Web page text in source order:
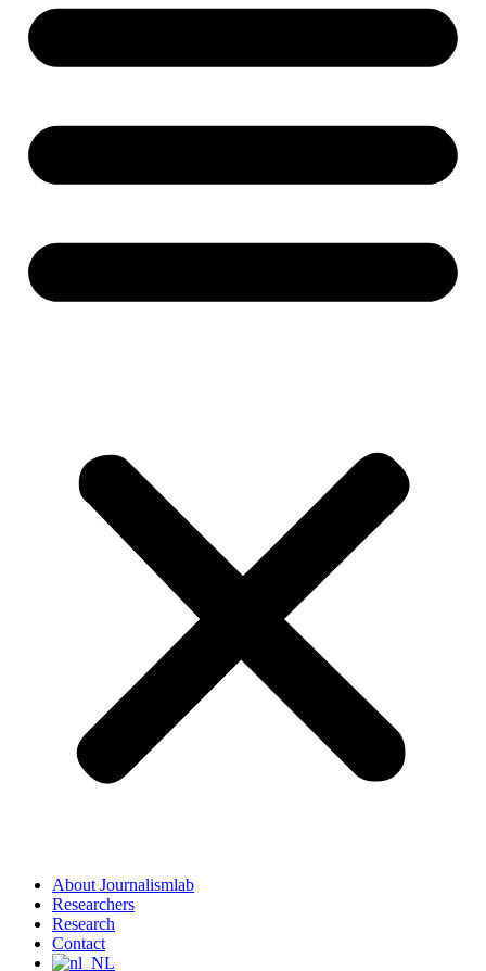
About Journalismlab
Researchers
Research
Contact